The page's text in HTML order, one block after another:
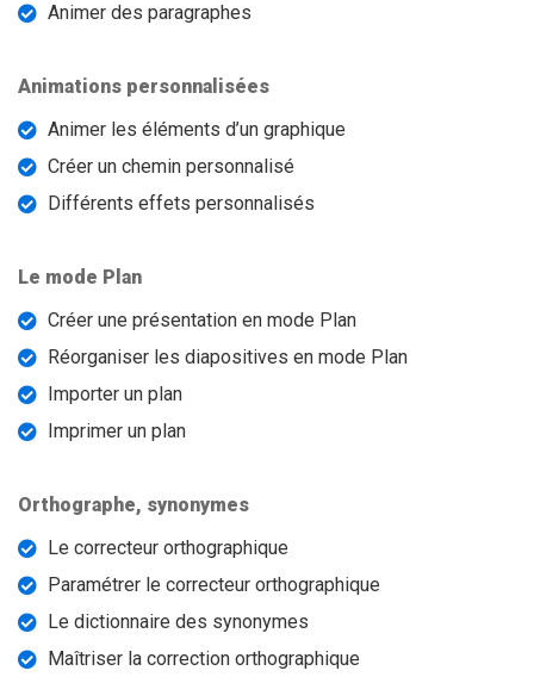
Animer des paragraphes
Animations personnalisées
Animer les éléments d’un graphique
Créer un chemin personnalisé
Différents effets personnalisés
Le mode Plan
Créer une présentation en mode Plan
Réorganiser les diapositives en mode Plan
Importer un plan
Imprimer un plan
Orthographe, synonymes
Le correcteur orthographique
Paramétrer le correcteur orthographique
Le dictionnaire des synonymes
Maîtriser la correction orthographique